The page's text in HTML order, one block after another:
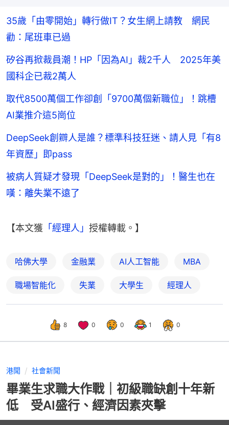
35歲「由零開始」轉行做IT？女生網上請教 網民
勸：尾班車已過
矽谷再掀裁員潮！HP「因為AI」裁2千人 2025年美
國科企已裁2萬人
取代8500萬個工作卻創「9700萬個新職位」！跳槽
AI業推介這5崗位
DeepSeek創辧人是誰？標準科技狂迷、請人見「有8
年資歷」即pass
被病人質疑才發現「DeepSeek是對的」！醫生也在
嘆：離失業不遠了
【本文獲 「經理人」 授權轉載。】
哈佛大學 金融業 AI人工智能 MBA
職場智能化 失業 大學生 經理人
8 0 0 1 0
港聞 社會新聞
畢業生求職大作戰｜初級職缺創十年新
低 受AI盛行、經濟因素夾擊